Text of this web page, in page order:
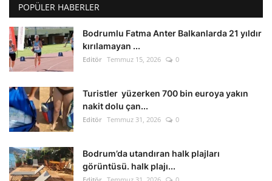
POPÜLER HABERLER
Bodrumlu Fatma Anter Balkanlarda 21 yıldır
kırılamayan ...
Editör Temmuz 15, 2026 0
Turistler yüzerken 700 bin euroya yakın
nakit dolu çan...
Editör Temmuz 31, 2026 0
Bodrum’da utandıran halk plajları
görüntüsü. halk plajı...